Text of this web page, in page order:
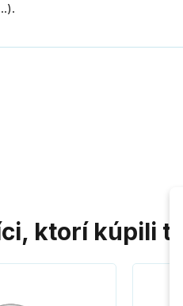
ktorí kúpili